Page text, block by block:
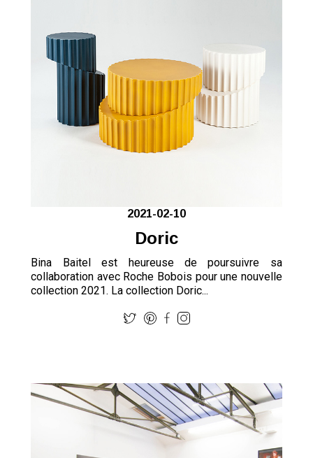
2021-02-10
Doric
Bina Baitel est heureuse de poursuivre sa
collaboration avec Roche Bobois pour une nouvelle
collection 2021. La collection Doric...